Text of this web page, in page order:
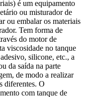
é um equipamento
ou misturador de
ou embalar os materiais
Tem forma de
do motor de
viscosidade no tanque
silicone, etc., a
da saída na parte
de modo a realizar
diferentes. O
com tanque de